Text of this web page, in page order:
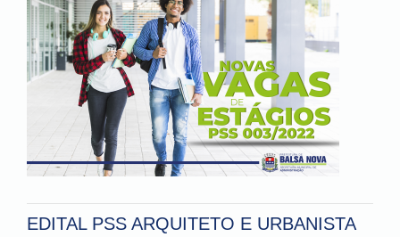
EDITAL PSS ARQUITETO E URBANISTA